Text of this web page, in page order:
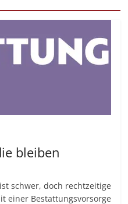
bleiben
schwer, doch rechtzeitige
einer Bestattungsvorsorge